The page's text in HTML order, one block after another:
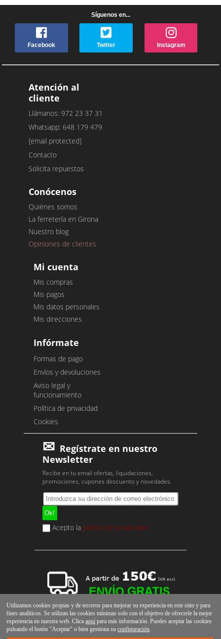
Síguenos en...
Facebook Twitter Instagram
Atención al
cliente
Llámanos: 972 23 37 31
Whatsapp: 648 179 479
[email protected]
Contacto
Solicita repuestos
Conócenos
Quiénes somos
La ferretería en Girona
Nuestro blog
Opiniones de clientes
Mi cuenta
Mis compras
Mis pagos
Mis datos personales
Mis direcciones
Infórmate
Formas de pago
Envíos y devoluciones
Aviso legal y
funcionamiento
Política de privacidad
Cookies
Regístrate en nuestro
Newsletter
Recibe en tu email ofertas, liquidaciones,
promociones, cupones descuento y novedades.
Acepto la política de privacidad
Utilizamos cookies propias y de terceros para mejorar su experiencia en este sitio y para
fines analíticos. Se utilizan las cookies mínimas solo con el objetivo de ofrecerle la mejor
experiencia en nuestra web. Clicaaquí para más información. Puedes aceptar las cookies
pulsando el botón "Aceptar" o bien gestiona suconfiguración.